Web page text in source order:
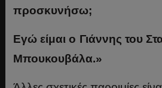
προσκυνήσω;
Εγώ είμαι ο Γιάννης του
Μπουκουβάλα.»